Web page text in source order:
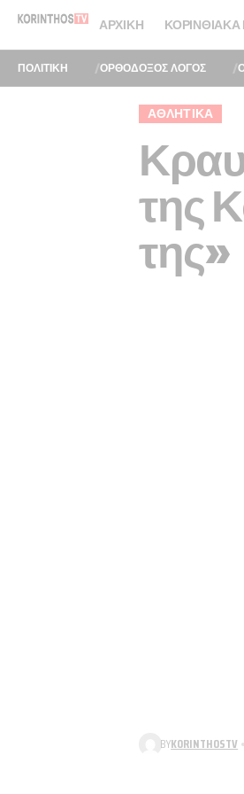
ΑΡΧΙΚΉ ΚΟΡΙΝΘΙΑΚΆ
ΠΟΛΙΤΙΚΗ ΟΡΘΟΔΟΞΟΣ ΛΟΓΟΣ
ΑΘΛΗΤΙΚΑ
της
της»
BYKORINTHOSTV